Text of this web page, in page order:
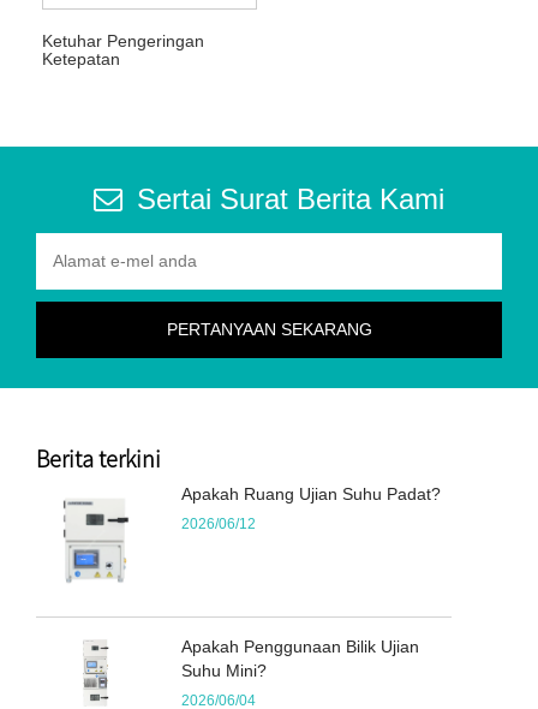
Ketuhar Pengeringan
Ketepatan
Sertai Surat Berita Kami
Berita terkini
Apakah Ruang Ujian Suhu Padat?
2026/06/12
Apakah Penggunaan Bilik Ujian
Suhu Mini?
2026/06/04